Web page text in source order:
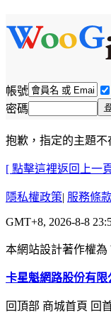
帳號
密碼
抱歉，指定的主題
[ 點擊這裡返回上一
隱私權政策| 服務條
GMT+8, 2026-8-8
本網站設計著作權為
卡星魁網路股份有限
回頂部 商城首頁 回